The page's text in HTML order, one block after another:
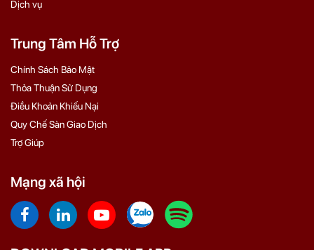
Dịch vụ
Trung Tâm Hỗ Trợ
Chính Sách Bảo Mật
Thỏa Thuận Sử Dụng
Điều Khoản Khiếu Nại
Quy Chế Sàn Giao Dịch
Trợ Giúp
Mạng xã hội